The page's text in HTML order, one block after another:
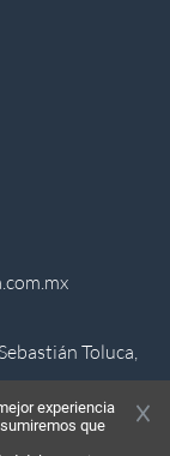
Toluca,
experiencia
que